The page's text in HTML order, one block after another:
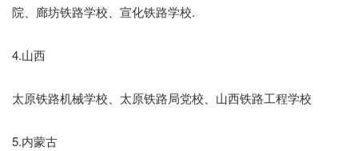
院、廊坊铁路学校、宣化铁路学校.
4.山西
太原铁路机械学校、太原铁路局党校、山西铁路工程学校
5.内蒙古